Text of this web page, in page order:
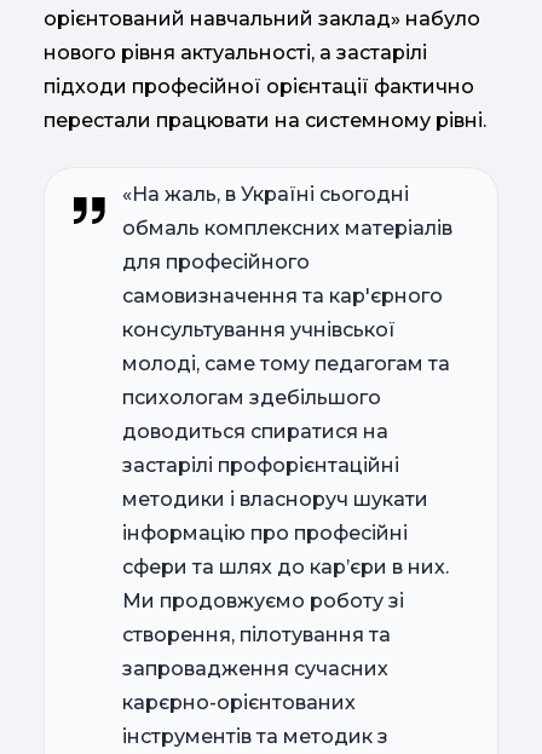
орієнтований навчальний заклад» набуло
нового рівня актуальності, а застарілі
підходи професійної орієнтації фактично
перестали працювати на системному рівні.
«На жаль, в Україні сьогодні
обмаль комплексних матеріалів
для професійного
самовизначення та кар'єрного
консультування учнівської
молоді, саме тому педагогам та
психологам здебільшого
доводиться спиратися на
застарілі профорієнтаційні
методики і власноруч шукати
інформацію про професійні
сфери та шлях до кар’єри в них.
Ми продовжуємо роботу зі
створення, пілотування та
запровадження сучасних
карєрно-орієнтованих
інструментів та методик з